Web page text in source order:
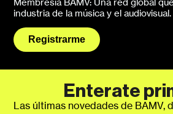
industria de la música y el audiovisual.
Registrarme
Enterate
Las últimas novedades de BAMV,